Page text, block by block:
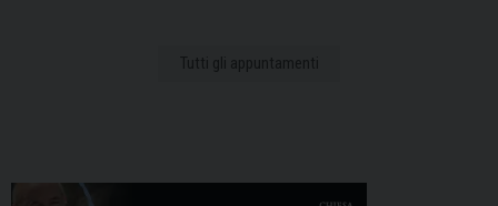
Tutti gli appuntamenti